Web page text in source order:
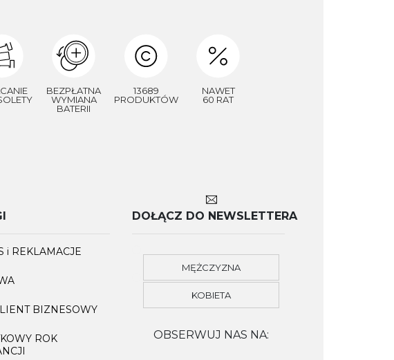
BEZPŁATNA
WYMIANA
BATERII
13689
PRODUKTÓW
NAWET
60 RAT
i REKLAMACJE
BIZNESOWY
ROK
DOŁĄCZ DO NEWSLETTERA
MĘŻCZYZNA
KOBIETA
OBSERWUJ NAS NA: